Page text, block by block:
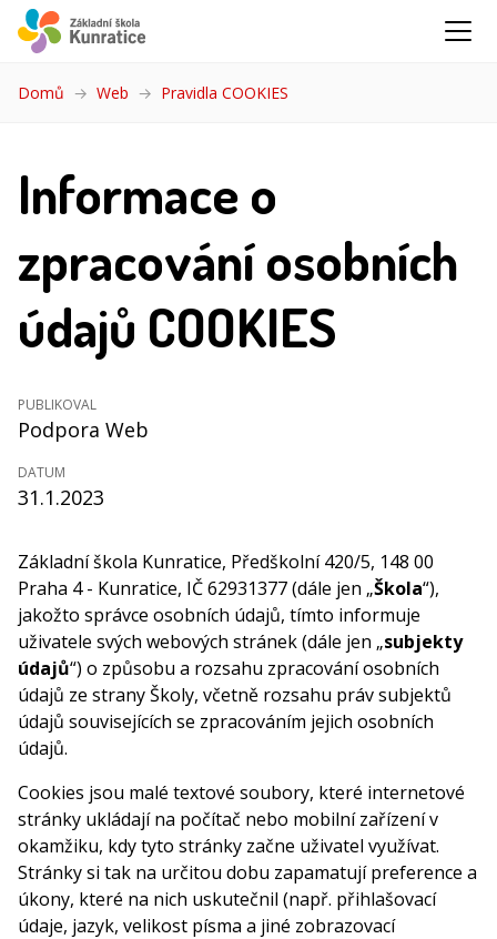
Domů Web Pravidla COOKIES
Informace o
zpracování osobních
údajů COOKIES
PUBLIKOVAL
Podpora Web
DATUM
31.1.2023
Základní škola Kunratice, Předškolní 420/5, 148 00
Praha 4 - Kunratice, IČ 62931377 (dále jen „Škola“),
jakožto správce osobních údajů, tímto informuje
uživatele svých webových stránek (dále jen „subjekty
údajů“) o způsobu a rozsahu zpracování osobních
údajů ze strany Školy, včetně rozsahu práv subjektů
údajů souvisejících se zpracováním jejich osobních
údajů.
Cookies jsou malé textové soubory, které internetové
stránky ukládají na počítač nebo mobilní zařízení v
okamžiku, kdy tyto stránky začne uživatel využívat.
Stránky si tak na určitou dobu zapamatují preference a
úkony, které na nich uskutečnil (např. přihlašovací
údaje, jazyk, velikost písma a jiné zobrazovací